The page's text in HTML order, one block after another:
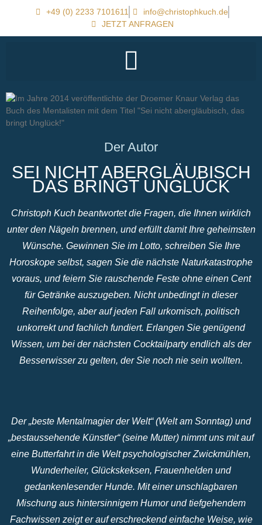
+49 (0) 2233 7101611
info@christophkuch.de
JETZT ANFRAGEN
Der Autor
SEI NICHT ABERGLÄUBISCH
DAS BRINGT UNGLÜCK
Christoph Kuch beantwortet die Fragen, die Ihnen wirklich
unter den Nägeln brennen, und erfüllt damit Ihre geheimsten
Wünsche. Gewinnen Sie im Lotto, schreiben Sie Ihre
Horoskope selbst, sagen Sie die nächste Naturkatastrophe
voraus, und feiern Sie rauschende Feste ohne einen Cent
für Getränke auszugeben. Nicht unbedingt in dieser
Reihenfolge, aber auf jeden Fall urkomisch, politisch
unkorrekt und fachlich fundiert. Erlangen Sie genügend
Wissen, um bei der nächsten Cocktailparty endlich als der
Besserwisser zu gelten, der Sie noch nie sein wollten.
Der „beste Mentalmagier der Welt“ (Welt am Sonntag) und
„bestaussehende Künstler“ (seine Mutter) nimmt uns mit auf
eine Butterfahrt in die Welt psychologischer Zwickmühlen,
Wunderheiler, Glückskeksen, Frauenhelden und
gedankenlesender Hunde. Mit einer unschlagbaren
Mischung aus hintersinnigem Humor und tiefgehendem
Fachwissen zeigt er auf erschreckend einfache Weise, wie